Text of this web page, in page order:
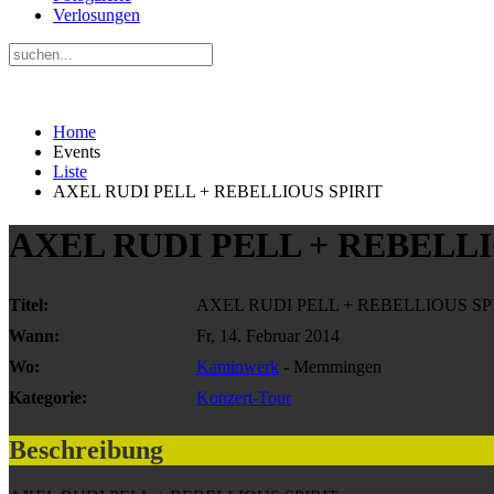
Verlosungen
Home
Events
Liste
AXEL RUDI PELL + REBELLIOUS SPIRIT
AXEL RUDI PELL +
Titel:
AXEL RUDI PELL + REBELLIOUS
Wann:
Fr, 14. Februar 2014
Wo:
Kaminwerk - Memmingen
Kategorie:
Konzert-Tour
Beschreibung